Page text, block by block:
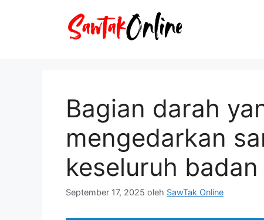
Bagian darah
mengedarkan
keseluruh
September 17, 2025 oleh SawTak Online